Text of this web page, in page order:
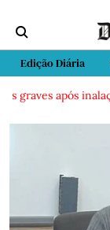
Edição Diária
após